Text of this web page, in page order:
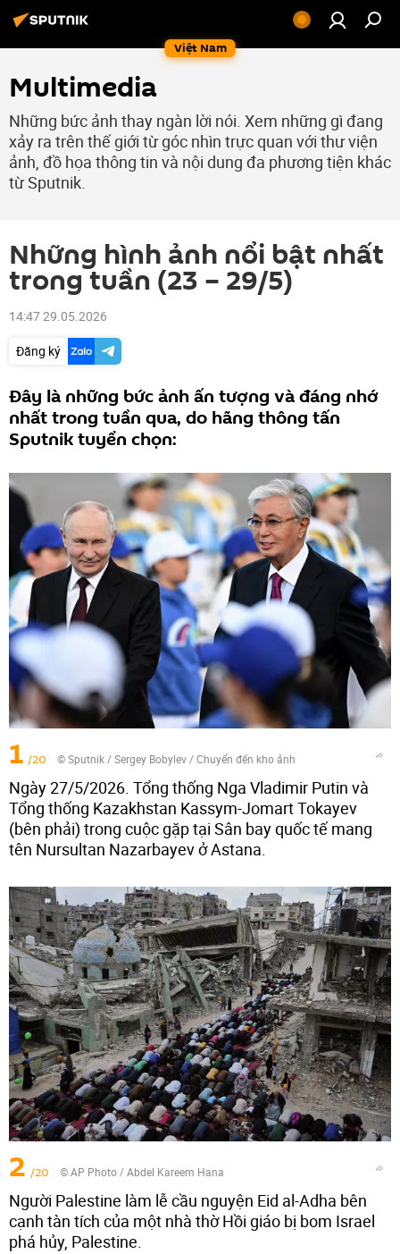
Việt Nam
Multimedia
Những bức ảnh thay ngàn lời nói. Xem những gì đang
xảy ra trên thế giới từ góc nhìn trực quan với thư viện
ảnh, đồ họa thông tin và nội dung đa phương tiện khác
từ Sputnik.
Những hình ảnh nổi bật nhất
trong tuần (23 – 29/5)
14:47 29.05.2026
Đăng ký
Đây là những bức ảnh ấn tượng và đáng nhớ
nhất trong tuần qua, do hãng thông tấn
Sputnik tuyển chọn:
1 /20 © Sputnik / Sergey Bobylev/Chuyển đến kho ảnh
Ngày 27/5/2026. Tổng thống Nga Vladimir Putin và
Tổng thống Kazakhstan Kassym-Jomart Tokayev
(bên phải) trong cuộc gặp tại Sân bay quốc tế mang
tên Nursultan Nazarbayev ở Astana.
2 /20 © AP Photo / Abdel Kareem Hana
Người Palestine làm lễ cầu nguyện Eid al-Adha bên
cạnh tàn tích của một nhà thờ Hồi giáo bị bom Israel
phá hủy, Palestine.